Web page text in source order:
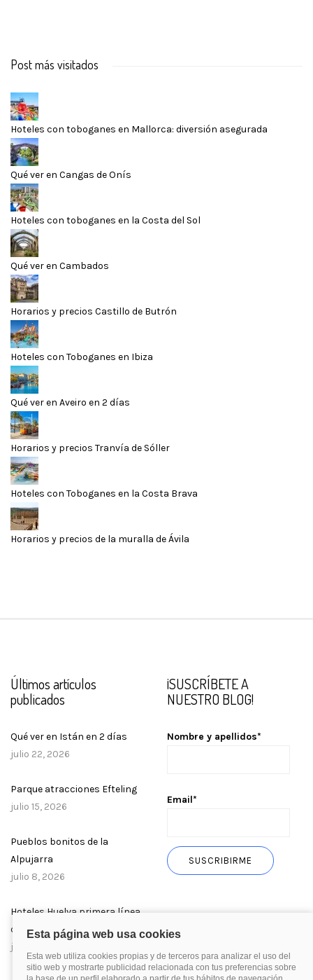
Post más visitados
Hoteles con toboganes en Mallorca: diversión asegurada
Qué ver en Cangas de Onís
Hoteles con toboganes en la Costa del Sol
Qué ver en Cambados
Horarios y precios Castillo de Butrón
Hoteles con Toboganes en Ibiza
Qué ver en Aveiro en 2 días
Horarios y precios Tranvía de Sóller
Hoteles con Toboganes en la Costa Brava
Horarios y precios de la muralla de Ávila
Últimos artículos
publicados
Qué ver en Istán en 2 días
julio 22, 2026
Parque atracciones Efteling
julio 15, 2026
Pueblos bonitos de la
Alpujarra
julio 8, 2026
Hoteles Huelva primera línea
de playa
julio 1, 2026
¡SUSCRÍBETE A
NUESTRO BLOG!
Nombre y apellidos*
Email*